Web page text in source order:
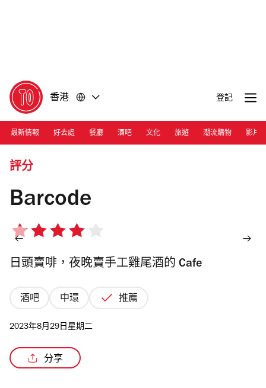
香港 登記
最新情報 好去處 餐廳 酒吧 文化 旅遊 潮流購物 影片
Photograph: Ann Chiu
評分
Barcode
4/5
日頭賣啡，夜晚賣手工雞尾酒的 Cafe
酒吧 中環 推薦
2023年8月29日星期二
分享